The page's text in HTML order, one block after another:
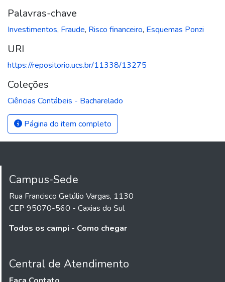
Palavras-chave
Investimentos, Fraude, Risco financeiro, Esquemas Ponzi
URI
https://repositorio.ucs.br/11338/13275
Coleções
Ciências Contábeis - Bacharelado
Página do item completo
Campus-Sede
Rua Francisco Getúlio Vargas, 1130
CEP 95070-560 - Caxias do Sul
Todos os campi - Como chegar
Central de Atendimento